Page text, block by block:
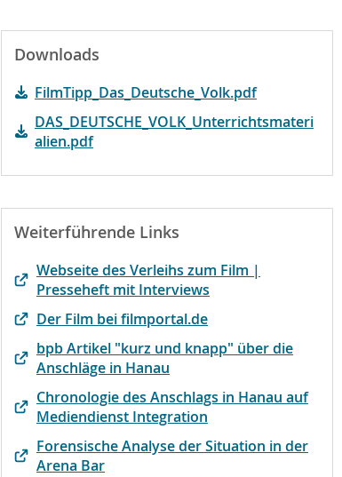
Downloads
FilmTipp_Das_Deutsche_Volk.pdf
DAS_DEUTSCHE_VOLK_Unterrichtsmateri
alien.pdf
Weiterführende Links
Webseite des Verleihs zum Film |
Presseheft mit Interviews
Der Film bei filmportal.de
bpb Artikel "kurz und knapp" über die
Anschläge in Hanau
Chronologie des Anschlags in Hanau auf
Mediendienst Integration
Forensische Analyse der Situation in der
Arena Bar